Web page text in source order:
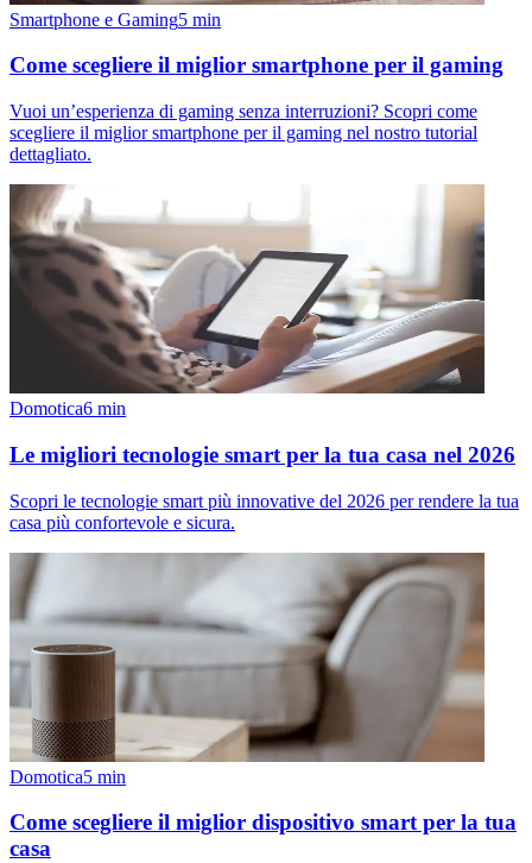
Smartphone e Gaming5 min
Come scegliere il miglior smartphone per il gaming
Vuoi un’esperienza di gaming senza interruzioni? Scopri come
scegliere il miglior smartphone per il gaming nel nostro tutorial
dettagliato.
Domotica6 min
Le migliori tecnologie smart per la tua casa nel 2026
Scopri le tecnologie smart più innovative del 2026 per rendere la tua
casa più confortevole e sicura.
Domotica5 min
Come scegliere il miglior dispositivo smart per la tua
casa